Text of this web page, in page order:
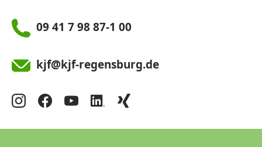
09 41 7 98 87-1 00
kjf@kjf-regensburg.de